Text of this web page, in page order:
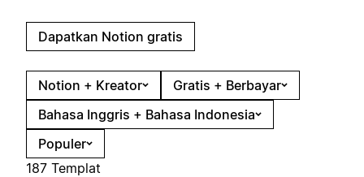
Dapatkan Notion gratis
Notion + Kreator
Gratis + Berbayar
Bahasa Inggris + Bahasa Indonesia
Populer
187 Templat